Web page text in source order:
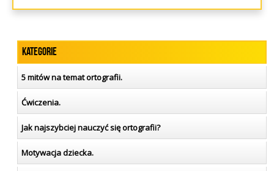
Kategorie
5 mitów na temat ortografii.
Ćwiczenia.
Jak najszybciej nauczyć się ortografii?
Motywacja dziecka.